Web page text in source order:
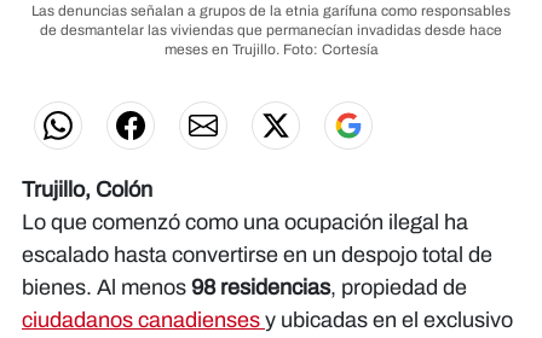
Las denuncias señalan a grupos de la etnia garífuna como responsables
de desmantelar las viviendas que permanecían invadidas desde hace
meses en Trujillo. Foto: Cortesía
Trujillo, Colón
Lo que comenzó como una ocupación ilegal ha
escalado hasta convertirse en un despojo total de
bienes. Al menos 98 residencias, propiedad de
ciudadanos canadienses y ubicadas en el exclusivo